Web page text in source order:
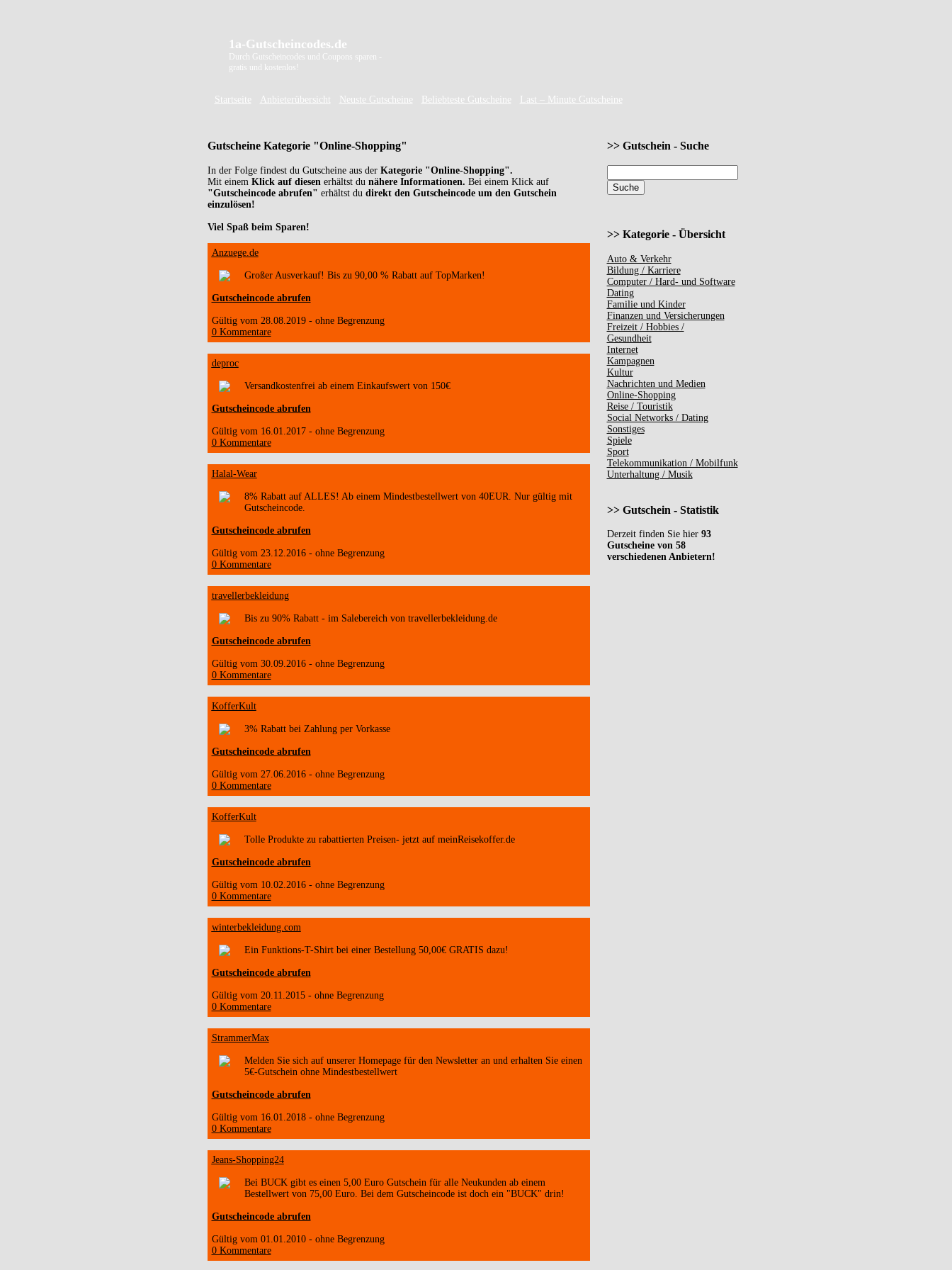
1a-Gutscheincodes.de
Durch Gutscheincodes und Coupons sparen -
gratis und kostenlos!
Startseite Anbieterübersicht Neuste Gutscheine Beliebteste Gutscheine Last – Minute Gutscheine
Gutscheine Kategorie "Online-Shopping"
In der Folge findest du Gutscheine aus der Kategorie "Online-Shopping".
Mit einem Klick auf diesen erhältst du nähere Informationen. Bei einem Klick auf
"Gutscheincode abrufen" erhältst du direkt den Gutscheincode um den Gutschein
einzulösen!
Viel Spaß beim Sparen!
Anzuege.de
Großer Ausverkauf! Bis zu 90,00 % Rabatt auf TopMarken!
Gutscheincode abrufen
Gültig vom 28.08.2019 - ohne Begrenzung
0 Kommentare
deproc
Versandkostenfrei ab einem Einkaufswert von 150€
Gutscheincode abrufen
Gültig vom 16.01.2017 - ohne Begrenzung
0 Kommentare
Halal-Wear
8% Rabatt auf ALLES! Ab einem Mindestbestellwert von 40EUR. Nur gültig mit
Gutscheincode.
Gutscheincode abrufen
Gültig vom 23.12.2016 - ohne Begrenzung
0 Kommentare
travellerbekleidung
Bis zu 90% Rabatt - im Salebereich von travellerbekleidung.de
Gutscheincode abrufen
Gültig vom 30.09.2016 - ohne Begrenzung
0 Kommentare
KofferKult
3% Rabatt bei Zahlung per Vorkasse
Gutscheincode abrufen
Gültig vom 27.06.2016 - ohne Begrenzung
0 Kommentare
KofferKult
Tolle Produkte zu rabattierten Preisen- jetzt auf meinReisekoffer.de
Gutscheincode abrufen
Gültig vom 10.02.2016 - ohne Begrenzung
0 Kommentare
winterbekleidung.com
Ein Funktions-T-Shirt bei einer Bestellung 50,00€ GRATIS dazu!
Gutscheincode abrufen
Gültig vom 20.11.2015 - ohne Begrenzung
0 Kommentare
StrammerMax
Melden Sie sich auf unserer Homepage für den Newsletter an und erhalten Sie einen
5€-Gutschein ohne Mindestbestellwert
Gutscheincode abrufen
Gültig vom 16.01.2018 - ohne Begrenzung
0 Kommentare
Jeans-Shopping24
Bei BUCK gibt es einen 5,00 Euro Gutschein für alle Neukunden ab einem
Bestellwert von 75,00 Euro. Bei dem Gutscheincode ist doch ein "BUCK" drin!
Gutscheincode abrufen
Gültig vom 01.01.2010 - ohne Begrenzung
0 Kommentare
>> Gutschein - Suche
>> Kategorie - Übersicht
Auto & Verkehr
Bildung / Karriere
Computer / Hard- und Software
Dating
Familie und Kinder
Finanzen und Versicherungen
Freizeit / Hobbies /
Gesundheit
Internet
Kampagnen
Kultur
Nachrichten und Medien
Online-Shopping
Reise / Touristik
Social Networks / Dating
Sonstiges
Spiele
Sport
Telekommunikation / Mobilfunk
Unterhaltung / Musik
>> Gutschein - Statistik
Derzeit finden Sie hier 93
Gutscheine von 58
verschiedenen Anbietern!